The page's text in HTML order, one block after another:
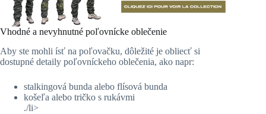
Vhodné a nevyhnutné poľovnícke oblečenie
Aby ste mohli ísť na poľovačku, dôležité je obliecť si
dostupné detaily poľovníckeho oblečenia, ako napr:
stalkingová bunda alebo flísová bunda
košeľa alebo tričko s rukávmi
./li>